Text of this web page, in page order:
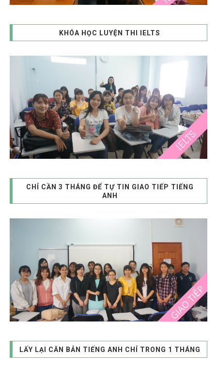
KHÓA HỌC LUYỆN THI IELTS
CHỈ CẦN 3 THÁNG ĐỂ TỰ TIN GIAO TIẾP TIẾNG
ANH
LẤY LẠI CĂN BẢN TIẾNG ANH CHỈ TRONG 1 THÁNG